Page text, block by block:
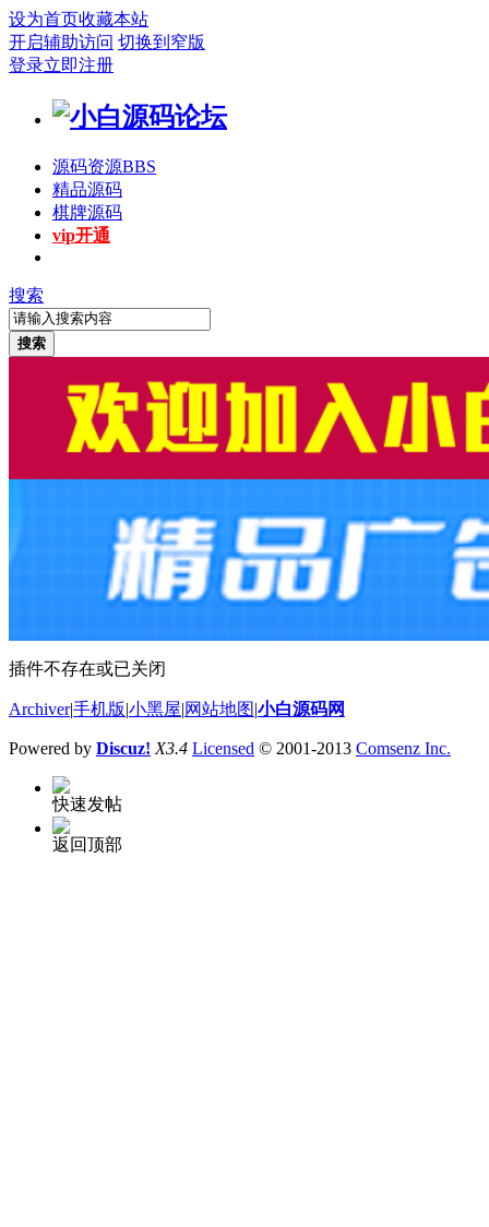
设为首页收藏本站
开启辅助访问 切换到窄版
登录立即注册
源码资源BBS
精品源码
棋牌源码
vip开通
搜索
搜索
插件不存在或已关闭
Archiver|手机版 小黑屋 网站地图 小白源码网
Powered by Discuz! X3.4 Licensed © 2001-2013 Comsenz Inc.
快速发帖
返回顶部